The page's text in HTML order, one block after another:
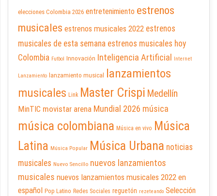
elecciones Colombia 2026 entretenimiento estrenos
musicales estrenos musicales 2022 estrenos
musicales de esta semana estrenos musicales hoy
Colombia Futbol Innovación Inteligencia Artificial Internet
Lanzamiento lanzamiento musical
lanzamientos
musicales Link Master Crispi Medellín
MinTIC movistar arena Mundial 2026 música
música colombiana Música en vivo Música
Latina Música Popular Música Urbana noticias
musicales Nuevo Sencillo nuevos lanzamientos
musicales nuevos lanzamientos musicales 2022 en
español Pop Latino Redes Sociales reguetón rezeteando Selección